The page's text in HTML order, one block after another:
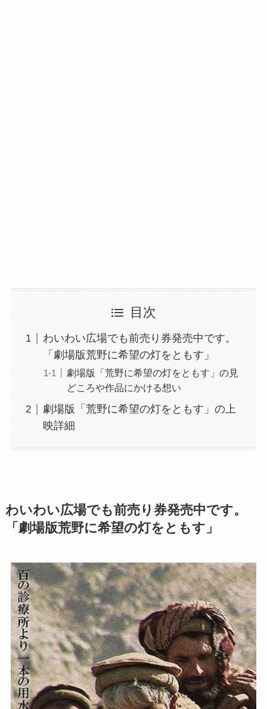
目次
わいわい広場でも前売り券発売中です。
「劇場版荒野に希望の灯をともす」
劇場版「荒野に希望の灯をともす」の見
どころや作品にかける想い
劇場版「荒野に希望の灯をともす」の上
映詳細
わいわい広場でも前売り券発売中です。
「劇場版荒野に希望の灯をともす」